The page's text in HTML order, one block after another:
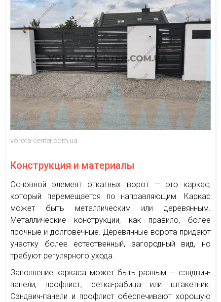
vorota-center.com.ua
Конструкция и материалы
Основной элемент откатных ворот — это каркас,
который перемещается по направляющим. Каркас
может быть металлическим или деревянным.
Металлические конструкции, как правило, более
прочные и долговечные. Деревянные ворота придают
участку более естественный, загородный вид, но
требуют регулярного ухода.
Заполнение каркаса может быть разным — сэндвич-
панели, профлист, сетка-рабица или штакетник.
Сэндвич-панели и профлист обеспечивают хорошую